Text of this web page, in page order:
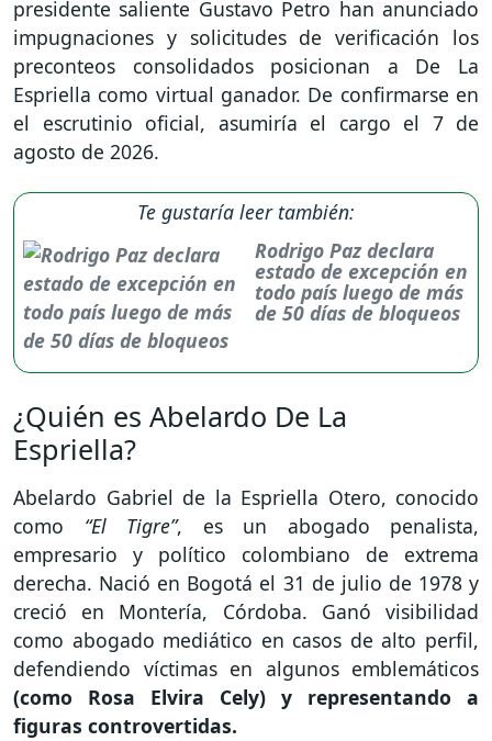
presidente saliente Gustavo Petro han anunciado
impugnaciones y solicitudes de verificación los
preconteos consolidados posicionan a De La
Espriella como virtual ganador. De confirmarse en
el escrutinio oficial, asumiría el cargo el 7 de
agosto de 2026.
Te gustaría leer también:
Rodrigo Paz declara
estado de excepción en
todo país luego de más
de 50 días de bloqueos
¿Quién es Abelardo De La
Espriella?
Abelardo Gabriel de la Espriella Otero, conocido
como “El Tigre”, es un abogado penalista,
empresario y político colombiano de extrema
derecha. Nació en Bogotá el 31 de julio de 1978 y
creció en Montería, Córdoba. Ganó visibilidad
como abogado mediático en casos de alto perfil,
defendiendo víctimas en algunos emblemáticos
(como Rosa Elvira Cely) y representando a
figuras controvertidas.